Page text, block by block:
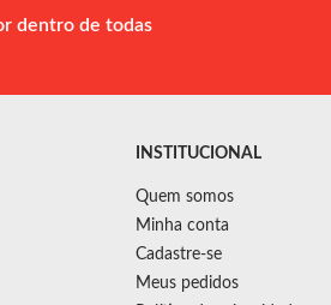
dentro de todas
INSTITUCIONAL
Quem somos
Minha conta
Cadastre-se
Meus pedidos